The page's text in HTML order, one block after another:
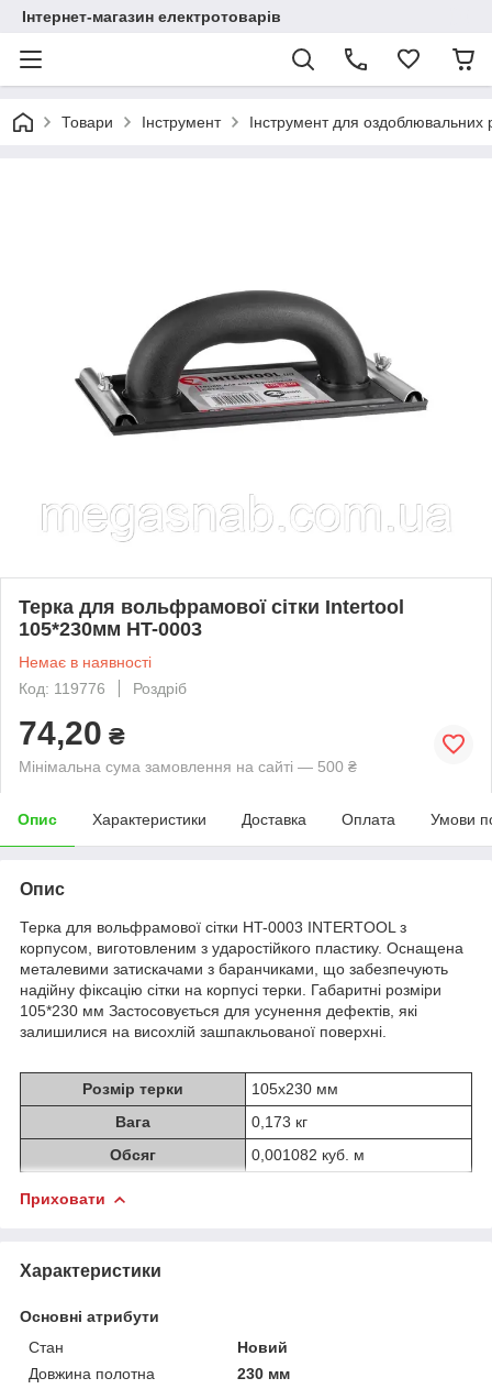
Інтернет-магазин електротоварів
Товари Інструмент Інструмент для оздоблювальних
Терка для вольфрамової сітки Intertool
105*230мм HT-0003
Немає в наявності
Код: 119776
Роздріб
74,20 ₴
Мінімальна сума замовлення на сайті — 500 ₴
Опис Характеристики Доставка Оплата Умови
Опис
Терка для вольфрамової сітки HT-0003 INTERTOOL з
корпусом, виготовленим з ударостійкого пластику. Оснащена
металевими затискачами з баранчиками, що забезпечують
надійну фіксацію сітки на корпусі терки. Габаритні розміри
105*230 мм Застосовується для усунення дефектів, які
залишилися на висохлій зашпакльованої поверхні.
Розмір терки
105x230 мм
Вага
0,173 кг
Обсяг
0,001082 куб. м
Приховати
Характеристики
Основні атрибути
Стан
Новий
Довжина полотна
230 мм